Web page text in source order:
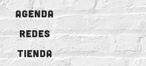
AGENDA
REDES
TIENDA